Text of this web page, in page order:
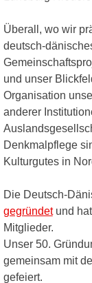
Überall, wo wir
deutsch-
und unser
Organisation
anderer
Denkmalpflege
Kulturgutes in
Die Deutsch-
gegründetund
Mitglieder.
Unser 50.
gemeinsam mit
gefeiert.